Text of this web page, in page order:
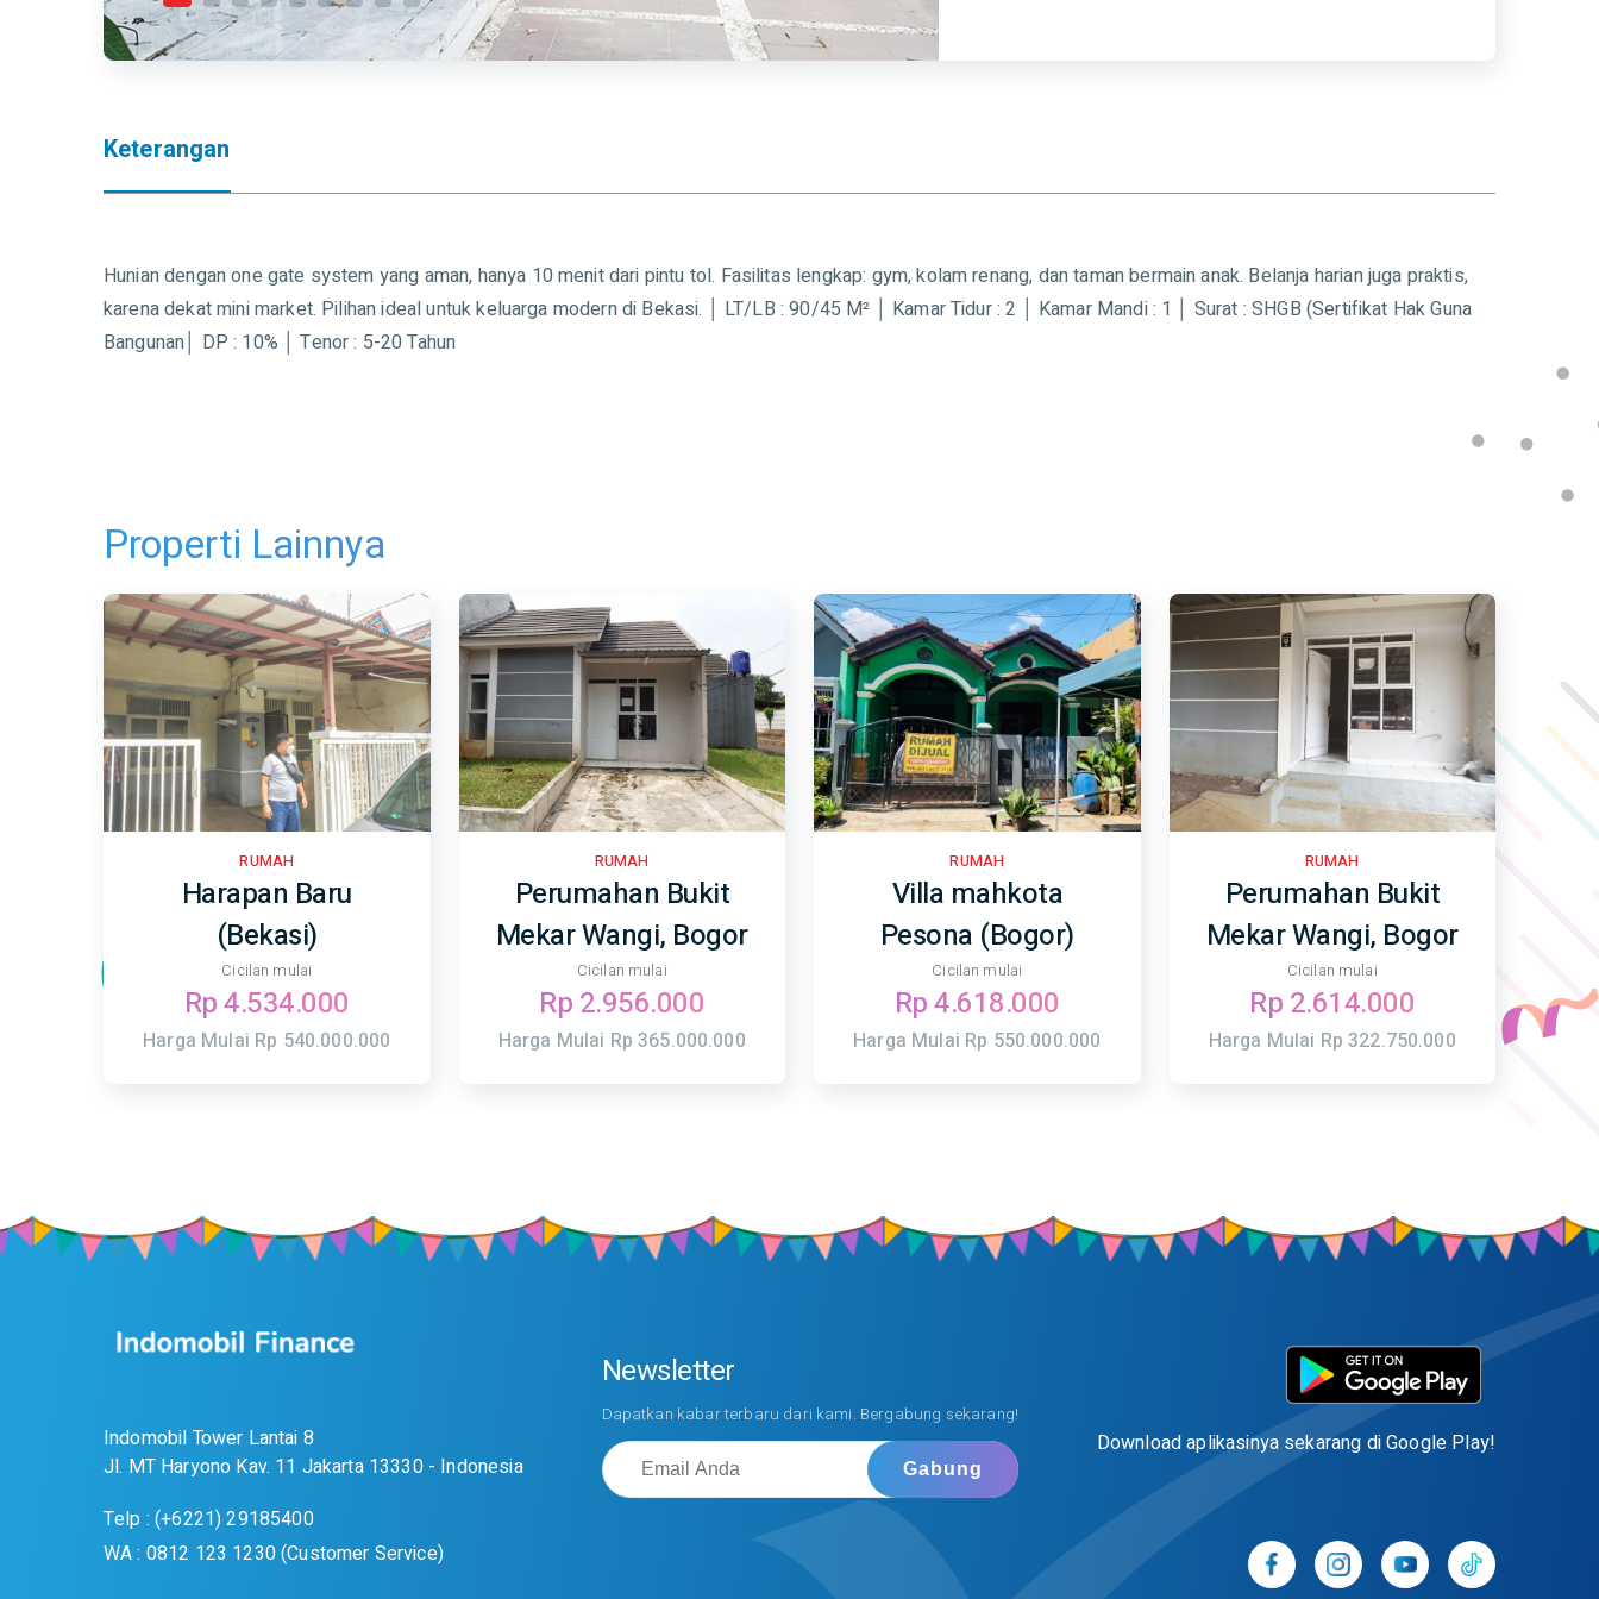
Keterangan
Hunian dengan one gate system yang aman, hanya 10 menit dari pintu tol. Fasilitas lengkap: gym, kolam renang, dan taman bermain anak. Belanja harian juga praktis,
karena dekat mini market. Pilihan ideal untuk keluarga modern di Bekasi. │ LT/LB : 90/45 M² │ Kamar Tidur : 2 │ Kamar Mandi : 1 │ Surat : SHGB (Sertifikat Hak Guna
Bangunan│ DP : 10% │ Tenor : 5-20 Tahun
Properti Lainnya
RUMAH
Harapan Baru
(Bekasi)
Cicilan mulai
Rp 4.534.000
Harga Mulai Rp 540.000.000
RUMAH
Perumahan Bukit
Mekar Wangi, Bogor
Cicilan mulai
Rp 2.956.000
Harga Mulai Rp 365.000.000
RUMAH
Villa mahkota
Pesona (Bogor)
Cicilan mulai
Rp 4.618.000
Harga Mulai Rp 550.000.000
RUMAH
Perumahan Bukit
Mekar Wangi, Bogor
Cicilan mulai
Rp 2.614.000
Harga Mulai Rp 322.750.000
Indomobil Tower Lantai 8
Jl. MT Haryono Kav. 11 Jakarta 13330 - Indonesia
Telp : (+6221) 29185400
WA : 0812 123 1230 (Customer Service)
Newsletter
Dapatkan kabar terbaru dari kami. Bergabung sekarang!
Download aplikasinya sekarang di Google Play!